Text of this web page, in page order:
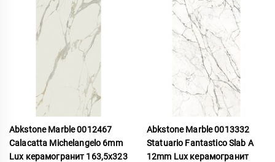
Abkstone Marble 0012467
Calacatta Michelangelo 6mm
Lux керамогранит 163,5x323
Abkstone Marble 0013332
Statuario Fantastico Slab A
12mm Lux керамогранит